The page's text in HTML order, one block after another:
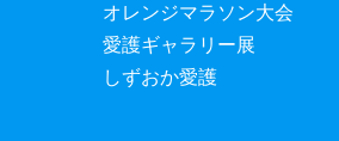
オレンジマラソン大会
愛護ギャラリー展
しずおか愛護